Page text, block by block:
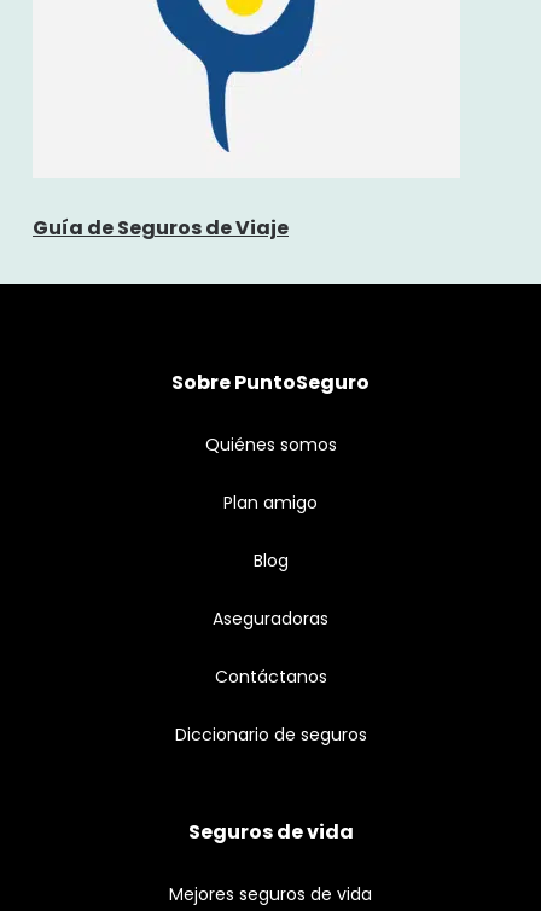
Guía de Seguros de Viaje
Sobre PuntoSeguro
Quiénes somos
Plan amigo
Blog
Aseguradoras
Contáctanos
Diccionario de seguros
Seguros de vida
Mejores seguros de vida